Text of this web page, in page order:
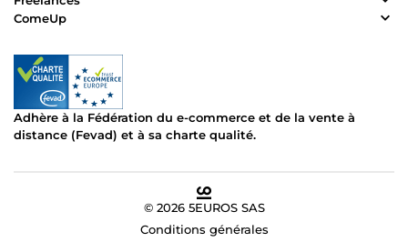
ComeUp
Adhère à la Fédération du e-commerce et de la vente à
distance (Fevad) et à sa charte qualité.
© 2026 5EUROS SAS
Conditions générales